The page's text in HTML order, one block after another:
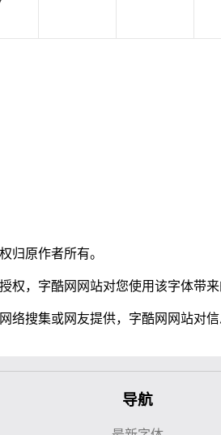
归原作者所有。
权，字酷网网站对您使用该字体带
络搜集或网友提供，字酷网网站对
导航